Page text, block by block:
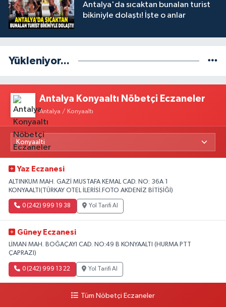
Antalya'da sıcaktan bunalan turist
bikiniyle dolaştı! İşte o anlar
Yükleniyor...
Antalya Konyaaltı Nöbetçi Eczaneler
Antalya / Konyaaltı
Yaz Eczanesi
ALTINKUM MAH. GAZİ MUSTAFA KEMAL CAD. NO: 36A 1
KONYAALTI(TÜRKAY OTEL İLERİSİ.FOTO AKDENİZ BİTİŞİĞİ)
0 (242) 999 19 38 Yol Tarifi Al
Güney Eczanesi
LİMAN MAH. BOĞAÇAYI CAD. NO:49 B KONYAALTI (HURMA PTT
ÇAPRAZI)
0 (242) 999 13 22 Yol Tarifi Al
Tüm Nöbetçi Eczaneler